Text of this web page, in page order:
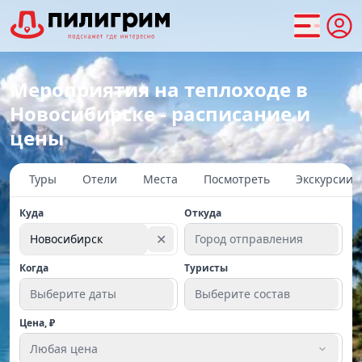
Мероприятия на теплоходе в
Новосибирске - расписание и
цены
Туры Отели Места Посмотреть Экскурсии
Куда
Новосибирск ✕
Откуда
Город отправления
Когда
Выберите даты
Туристы
Выберите состав
Цена, ₽
Любая цена